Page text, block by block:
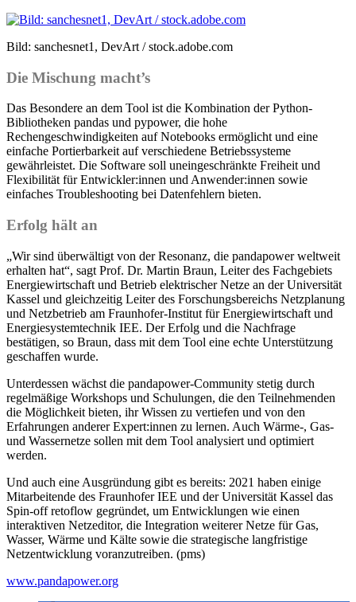
Bild: sanchesnet1, DevArt / stock.adobe.com
Die Mischung macht’s
Das Besondere an dem Tool ist die Kombination der Python-
Bibliotheken pandas und pypower, die hohe
Rechengeschwindigkeiten auf Notebooks ermöglicht und eine
einfache Portierbarkeit auf verschiedene Betriebssysteme
gewährleistet. Die Software soll uneingeschränkte Freiheit und
Flexibilität für Entwickler:innen und Anwender:innen sowie
einfaches Troubleshooting bei Datenfehlern bieten.
Erfolg hält an
„Wir sind überwältigt von der Resonanz, die pandapower weltweit
erhalten hat“, sagt Prof. Dr. Martin Braun, Leiter des Fachgebiets
Energiewirtschaft und Betrieb elektrischer Netze an der Universität
Kassel und gleichzeitig Leiter des Forschungsbereichs Netzplanung
und Netzbetrieb am Fraunhofer-Institut für Energiewirtschaft und
Energiesystemtechnik IEE. Der Erfolg und die Nachfrage
bestätigen, so Braun, dass mit dem Tool eine echte Unterstützung
geschaffen wurde.
Unterdessen wächst die pandapower-Community stetig durch
regelmäßige Workshops und Schulungen, die den Teilnehmenden
die Möglichkeit bieten, ihr Wissen zu vertiefen und von den
Erfahrungen anderer Expert:innen zu lernen. Auch Wärme-, Gas-
und Wassernetze sollen mit dem Tool analysiert und optimiert
werden.
Und auch eine Ausgründung gibt es bereits: 2021 haben einige
Mitarbeitende des Fraunhofer IEE und der Universität Kassel das
Spin-off retoflow gegründet, um Entwicklungen wie einen
interaktiven Netzeditor, die Integration weiterer Netze für Gas,
Wasser, Wärme und Kälte sowie die strategische langfristige
Netzentwicklung voranzutreiben. (pms)
www.pandapower.org